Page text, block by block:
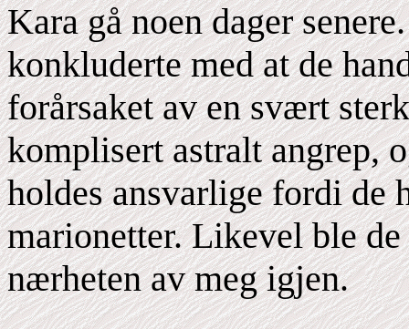
Kara gå noen dager
konkluderte med at de
forårsaket av en svært
komplisert astralt angrep,
holdes ansvarlige fordi de
marionetter. Likevel ble
nærheten av meg igjen.